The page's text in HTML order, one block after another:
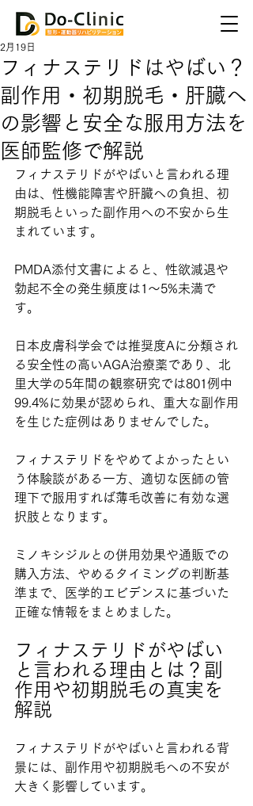
フィナステリドはやばい？
副作用・初期脱毛・肝臓へ
の影響と安全な服用方法を
医師監修で解説
2月19日
フィナステリドがやばいと言われる理
由は、性機能障害や肝臓への負担、初
期脱毛といった副作用への不安から生
まれています。
PMDA添付文書によると、性欲減退や
勃起不全の発生頻度は1〜5%未満で
す。
日本皮膚科学会では推奨度Aに分類され
る安全性の高いAGA治療薬であり、北
里大学の5年間の観察研究では801例中
99.4%に効果が認められ、重大な副作用
を生じた症例はありませんでした。
フィナステリドをやめてよかったとい
う体験談がある一方、適切な医師の管
理下で服用すれば薄毛改善に有効な選
択肢となります。
ミノキシジルとの併用効果や通販での
購入方法、やめるタイミングの判断基
準まで、医学的エビデンスに基づいた
正確な情報をまとめました。
フィナステリドがやばい
と言われる理由とは？副
作用や初期脱毛の真実を
解説
フィナステリドがやばいと言われる背
景には、副作用や初期脱毛への不安が
大きく影響しています。